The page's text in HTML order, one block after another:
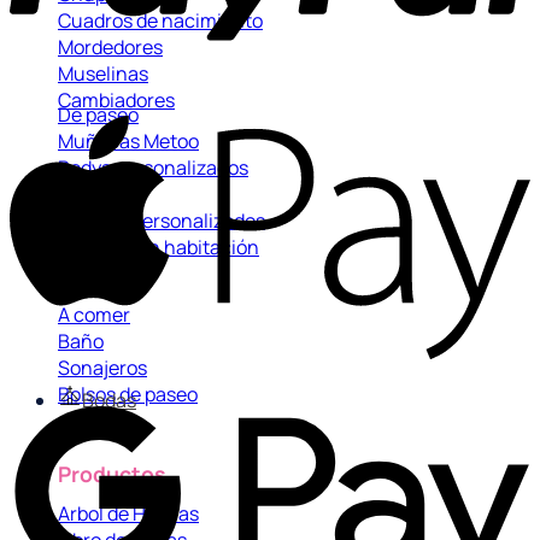
Cuadros de nacimiento
Mordedores
Muselinas
Cambiadores
De paseo
Muñecas Metoo
Bodys personalizados
Doudou personalizados
Decoración habitación
A comer
Baño
Sonajeros
Bolsos de paseo
Bodas
Productos
Arbol de Huellas